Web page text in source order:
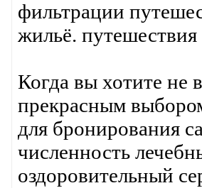
фильтрации
жильё. путешествия
Когда вы хотите не
прекрасным
для бронирования
численность
оздоровительный